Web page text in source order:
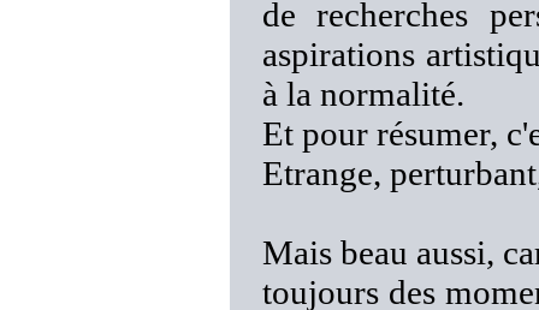
de recherches
aspirations
à la normalité.
Et pour résumer,
Etrange,
Mais beau aussi,
toujours des